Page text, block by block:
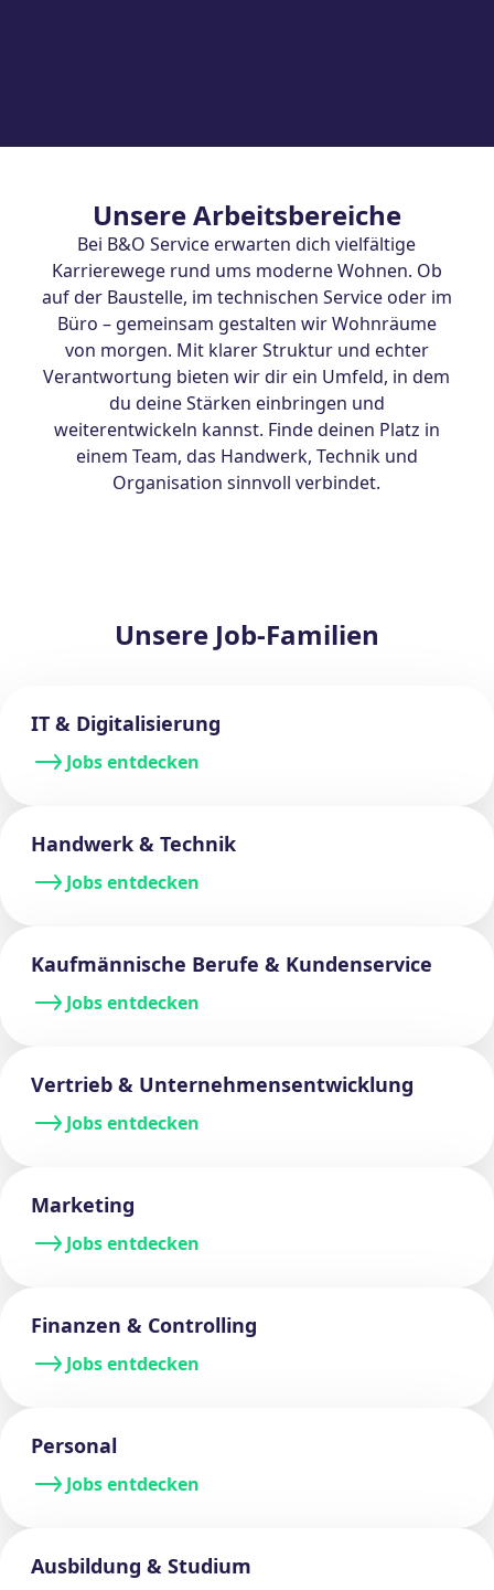
unsere Handwerk-enden gibt es zusätzlich
Markenkleidung.
Unsere Arbeitsbereiche
Bei B&O Service erwarten dich vielfältige
Karrierewege rund ums moderne Wohnen. Ob
auf der Baustelle, im technischen Service oder im
Büro – gemeinsam gestalten wir Wohnräume
von morgen. Mit klarer Struktur und echter
Verantwortung bieten wir dir ein Umfeld, in dem
du deine Stärken einbringen und
weiterentwickeln kannst. Finde deinen Platz in
einem Team, das Handwerk, Technik und
Organisation sinnvoll verbindet.
Unsere Job-Familien
IT & Digitalisierung
Jobs entdecken
Handwerk & Technik
Jobs entdecken
Kaufmännische Berufe & Kundenservice
Jobs entdecken
Vertrieb & Unternehmensentwicklung
Jobs entdecken
Marketing
Jobs entdecken
Finanzen & Controlling
Jobs entdecken
Personal
Jobs entdecken
Ausbildung & Studium